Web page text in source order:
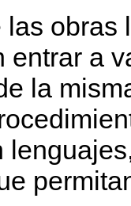
las obras
entrar a
la